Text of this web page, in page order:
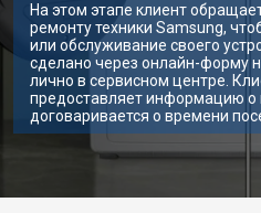
На этом этапе клиент
ремонту техники Samsung,
или обслуживание своего
сделано через онлайн-форму
лично в сервисном центре.
предоставляет информацию о
договаривается о времени